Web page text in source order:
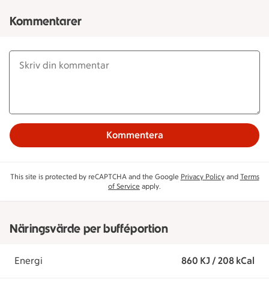
Kommentarer
Kommentera
This site is protected by reCAPTCHA and the Google Privacy Policyand Terms
of Service apply.
Näringsvärde per bufféportion
Energi 860 KJ / 208 kCal